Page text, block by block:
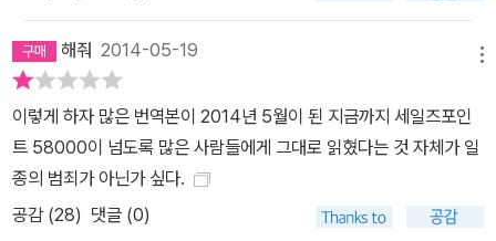
는 것 같으냐는 질문에 보르헤스는 대답하곤 했다. ‘세상 어딘가에 나
의 수상을 막기 위해 결성된 가내수공업단이 있기 때문이다.’ 지난 세
한 사악한 조직이 있는 게 아닌가 하는 의심을 버릴 수 없었다.” 당신
이 예감했으나 감히 받아들이지 못했던 이야기의 결말이 다가온다!
결국 기억하게 되는 것은, 실제로 본 것과 언제나 똑같지는 않은 법이
다. _본문 11쪽 소설은 1960년대, 고등학교에서 만난 네 소년의 이야
해줘 2014-05-19
이렇게 하자 많은 번역본이 2014년 5월이 된 지금까지 세일즈포인
트 58000이 넘도록 많은 사람들에게 그대로 읽혔다는 것 자체가 일
종의 범죄가 아닌가 싶다.
공감 (28) 댓글 (0)